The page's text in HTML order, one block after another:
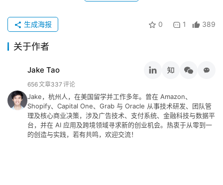
0 1 389
生成海报
关于作者
Jake Tao
656文章337 评论
Jake，杭州人，在美国留学并工作多年。曾在 Amazon、
Shopify、Capital One、Grab 与 Oracle 从事技术研发、团队管
理及核心商业决策，涉及广告技术、支付系统、金融科技与数据平
台，并在 AI 应用及跨境领域寻求新的创业机会。热衷于从零到一
的创造与实践，若有共鸣，欢迎交流！